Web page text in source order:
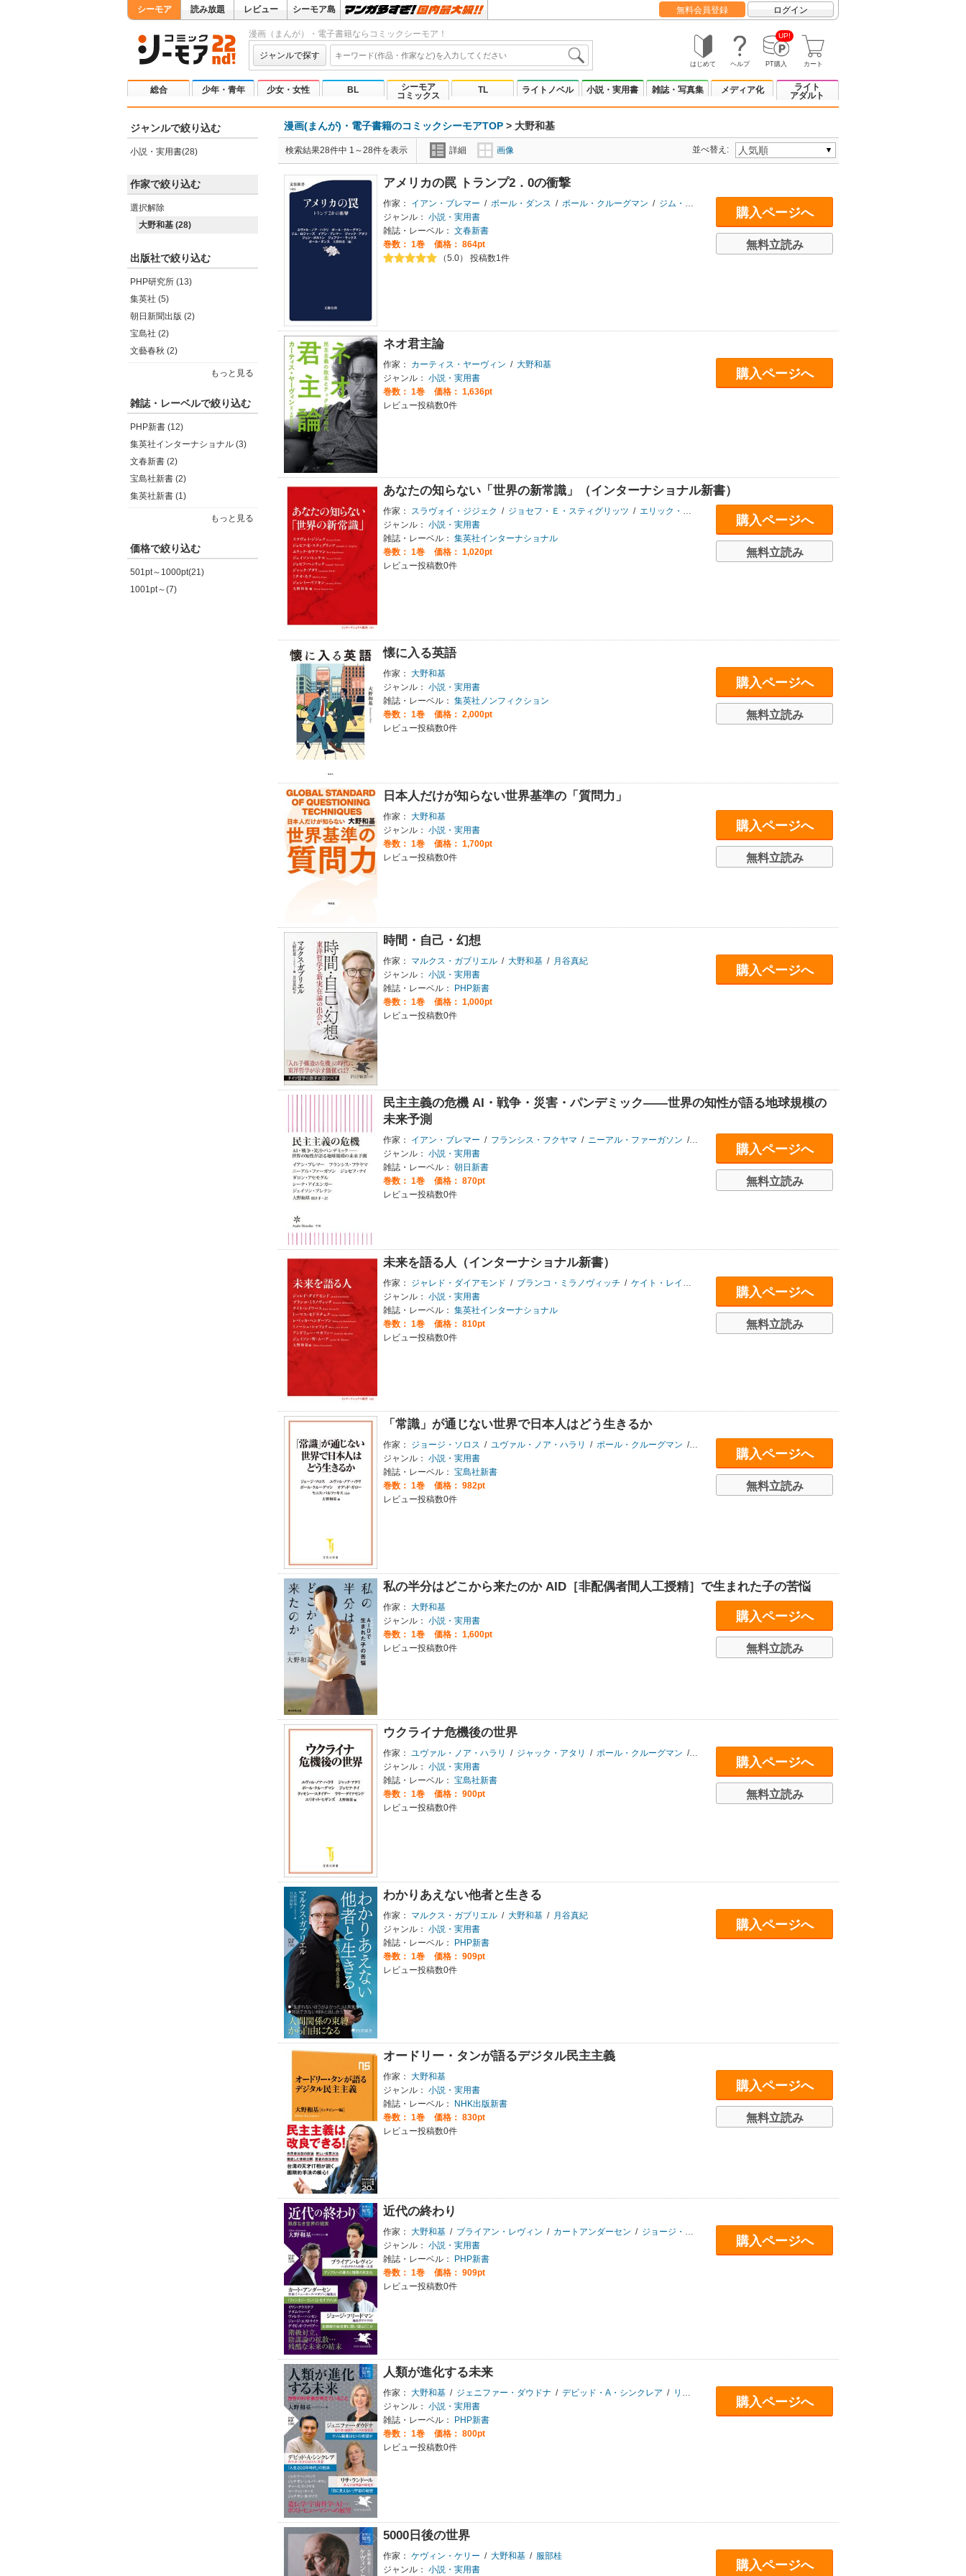
シーモア 読み放題 レビュー シーモア島 無料会員登録 ログイン
漫画（まんが）・電子書籍ならコミックシーモア！
ジャンルで探す
はじめて ヘルプ
UP!
PT購入 カート
総合 少年・青年 少女・女性 BL
シーモア
コミックス
TL ライトノベル 小説・実用書 雑誌・写真集 メディア化
ライト
アダルト
ジャンルで絞り込む
小説・実用書(28)
作家で絞り込む
選択解除
大野和基 (28)
出版社で絞り込む
PHP研究所 (13)
集英社 (5)
朝日新聞出版 (2)
宝島社 (2)
文藝春秋 (2)
もっと見る
雑誌・レーベルで絞り込む
PHP新書 (12)
集英社インターナショナル (3)
文春新書 (2)
宝島社新書 (2)
集英社新書 (1)
もっと見る
価格で絞り込む
501pt～1000pt(21)
1001pt～(7)
漫画(まんが)・電子書籍のコミックシーモアTOP > 大野和基
検索結果28件中 1～28件を表示 詳細 画像 並べ替え:
アメリカの罠 トランプ2．0の衝撃
作家： イアン・ブレマー / ポール・ダンス / ポール・クルーグマン / ジム・ロジャーズ ジョン・ボルトン
ジャンル： 小説・実用書
雑誌・レーベル： 文春新書
巻数： 1巻
価格： 864pt
（5.0） 投稿数1件
購入ページへ
無料立読み
ネオ君主論
作家： カーティス・ヤーヴィン / 大野和基
ジャンル： 小説・実用書
巻数： 1巻
価格： 1,636pt
レビュー投稿数0件
購入ページへ
あなたの知らない「世界の新常識」（インターナショナル新書）
作家： スラヴォイ・ジジェク / ジョセフ・Ｅ・スティグリッツ / エリック・カウフマン ジェイソン・ヒッケル
ジャンル： 小説・実用書
雑誌・レーベル： 集英社インターナショナル
巻数： 1巻
価格： 1,020pt
レビュー投稿数0件
購入ページへ
無料立読み
懐に入る英語
作家： 大野和基
ジャンル： 小説・実用書
雑誌・レーベル： 集英社ノンフィクション
巻数： 1巻
価格： 2,000pt
レビュー投稿数0件
購入ページへ
無料立読み
日本人だけが知らない世界基準の「質問力」
作家： 大野和基
ジャンル： 小説・実用書
巻数： 1巻
価格： 1,700pt
レビュー投稿数0件
購入ページへ
無料立読み
時間・自己・幻想
作家： マルクス・ガブリエル / 大野和基 /
月谷真紀
ジャンル： 小説・実用書
雑誌・レーベル：
PHP新書
巻数： 1巻
価格： 1,000pt
レビュー投稿数0件
購入ページへ
民主主義の危機 AI・戦争・災害・パンデミック――世界の知性が語る地球規模の
未来予測
作家： イアン・ブレマー / フランシス・フクヤマ / ニーアル・ファーガソン /
ジャンル： 小説・実用書
雑誌・レーベル： 朝日新書
巻数： 1巻
価格： 870pt
レビュー投稿数0件
購入ページへ
無料立読み
未来を語る人（インターナショナル新書）
作家： ジャレド・ダイアモンド / ブランコ・ミラノヴィッチ / ケイト・レイワース トーマス・セドラチェク
ジャンル： 小説・実用書
雑誌・レーベル： 集英社インターナショナル
巻数： 1巻
価格： 810pt
レビュー投稿数0件
購入ページへ
無料立読み
「常識」が通じない世界で日本人はどう生きるか
作家： ジョージ・ソロス / ユヴァル・ノア・ハラリ / ポール・クルーグマン / オデッド・ガロー
ジャンル： 小説・実用書
雑誌・レーベル： 宝島社新書
巻数： 1巻
価格： 982pt
レビュー投稿数0件
購入ページへ
無料立読み
私の半分はどこから来たのか AID［非配偶者間人工授精］で生まれた子の苦悩
作家： 大野和基
ジャンル： 小説・実用書
巻数： 1巻
価格： 1,600pt
レビュー投稿数0件
購入ページへ
無料立読み
ウクライナ危機後の世界
作家： ユヴァル・ノア・ハラリ / ジャック・アタリ / ポール・クルーグマン / ジョセフ・ナイ
ジャンル： 小説・実用書
雑誌・レーベル： 宝島社新書
巻数： 1巻
価格： 900pt
レビュー投稿数0件
購入ページへ
無料立読み
わかりあえない他者と生きる
作家： マルクス・ガブリエル / 大野和基 /
月谷真紀
ジャンル： 小説・実用書
雑誌・レーベル：
PHP新書
巻数： 1巻
価格： 909pt
レビュー投稿数0件
購入ページへ
オードリー・タンが語るデジタル民主主義
作家： 大野和基
ジャンル： 小説・実用書
雑誌・レーベル：
NHK出版新書
巻数： 1巻
価格： 830pt
レビュー投稿数0件
購入ページへ
無料立読み
近代の終わり
作家： 大野和基 / ブライアン・レヴィン / カートアンダーセン / ジョージ・フリードマン
ジャンル： 小説・実用書
雑誌・レーベル：
PHP新書
巻数： 1巻
価格： 909pt
レビュー投稿数0件
購入ページへ
人類が進化する未来
作家： 大野和基 / ジェニファー・ダウドナ / デビッド・A・シンクレア / リサ・ランドール / ジョセフ・ヘンリック
ジャンル： 小説・実用書
雑誌・レーベル：
PHP新書
巻数： 1巻
価格： 800pt
レビュー投稿数0件
購入ページへ
5000日後の世界
作家： ケヴィン・ケリー / 大野和基 / 服部桂
ジャンル： 小説・実用書 購入ページへ